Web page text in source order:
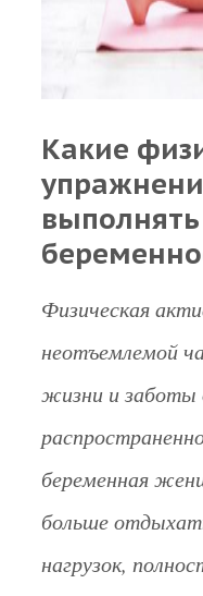
Какие
Физическая
неотъемлемой
жизни и заботы
беременная
больше
нагрузок,